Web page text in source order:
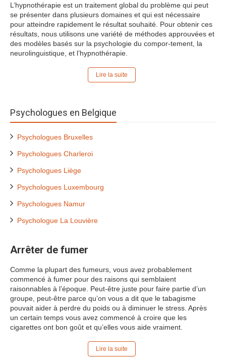
L’hypnothérapie est un traitement global du problème qui peut
se présenter dans plusieurs domaines et qui est nécessaire
pour atteindre rapidement le résultat souhaité. Pour obtenir ces
résultats, nous utilisons une variété de méthodes approuvées et
des modèles basés sur la psychologie du compor-tement, la
neurolinguistique, et l’hypnothérapie.
Lire la suite
Psychologues en Belgique
Psychologues Bruxelles
Psychologues Charleroi
Psychologues Liège
Psychologues Luxembourg
Psychologues Namur
Psychologue La Louvière
Arrêter de fumer
Comme la plupart des fumeurs, vous avez probablement
commencé à fumer pour des raisons qui semblaient
raisonnables à l’époque. Peut-être juste pour faire partie d’un
groupe, peut-être parce qu’on vous a dit que le tabagisme
pouvait aider à perdre du poids ou à diminuer le stress. Après
un certain temps vous avez commencé à croire que les
cigarettes ont bon goût et qu’elles vous aide vraiment.
Lire la suite